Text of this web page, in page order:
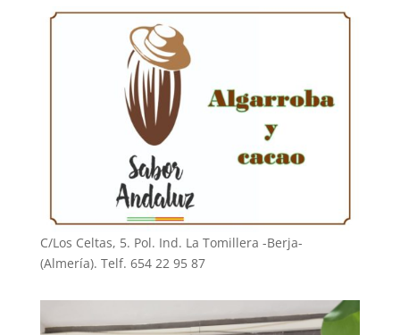
C/Los Celtas, 5. Pol. Ind. La Tomillera -Berja-
(Almería). Telf. 654 22 95 87